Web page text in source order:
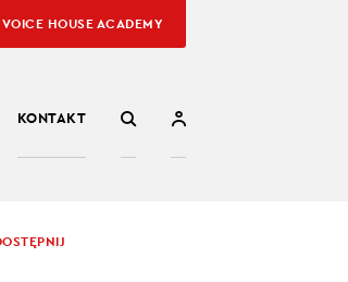
KONTAKT
VOICE HOUSE ACADEMY